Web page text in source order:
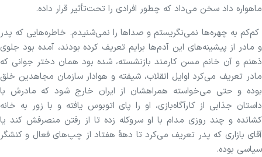
ماهواره داد سخن می‌داد که چطور افرادی را تحت‌تأثیر قرار داده.
کم‌کم به چهره‌ها نمی‌نگریستم و صداها را نمی‌شنیدم. خاطره‌هایی که پدر
و مادر از پیشینه‌های این آدم‌ها برایم تعریف کرده‌ بودند، آمده بود جلوی
ذهنم و آن خانم مسن کارمند بازنشسته، شده بود همان دختر جوانی که
مادر تعریف می‌کرد اوایل انقلاب، شیفته و هوادار سازمان مجاهدین خلق
بوده و حتی می‌خواسته همراهشان از ایران خارج شود که مادرش با
داستان جذابی از کارآگاه‌بازی، او را پای اتوبوس یافته و با زور به خانه
کشانده و چند روزی مدام با او سروکله زده تا از رفتن منصرفش کند یا
آقای بازاری که پدر تعریف می‌کرد تا دههٔ هفتاد از چپ‌های فعال و کنشگر
سیاسی بوده.